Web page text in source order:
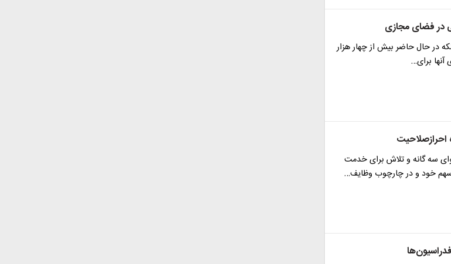
در فضای مجازی
در حال حاضر بیش از چهار هزار
برای…
احرازصلاحیت
سه گانه و تلاش برای خدمت
خود و در چارچوب وظایف…